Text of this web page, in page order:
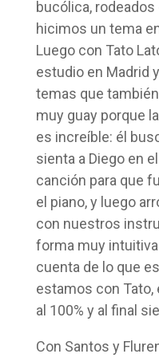
bucólica, rodeados
hicimos un tema en
Luego con Tato
estudio en Madrid
temas que
muy guay porque
es increíble: él
sienta a Diego en
canción para que
el piano, y luego
con nuestros
forma muy
cuenta de lo que
estamos con
al 100% y al final
Con Santos y